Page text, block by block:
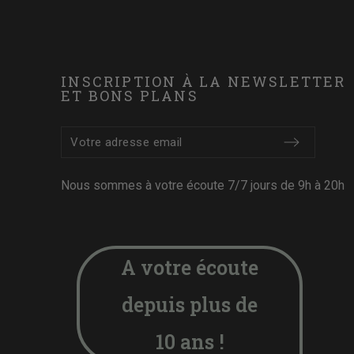
INSCRIPTION À LA NEWSLETTER
ET BONS PLANS
Nous sommes à votre écoute 7/7 jours de 9h à 20h
A votre écoute
depuis plus de
10 ans !